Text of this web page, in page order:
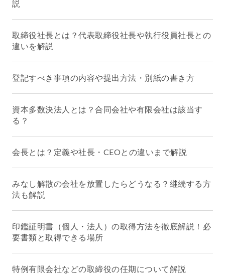
説
取締役社長とは？代表取締役社長や執行役員社長との
違いを解説
登記すべき事項の内容や提出方法・別紙の書き方
資本多数決法人とは？合同会社や有限会社は該当す
る？
会長とは？定義や社長・CEOとの違いまで解説
みなし解散の会社を放置したらどうなる？継続する方
法も解説
印鑑証明書（個人・法人）の取得方法を徹底解説！必
要書類と取得できる場所
特例有限会社などの取締役の任期について解説